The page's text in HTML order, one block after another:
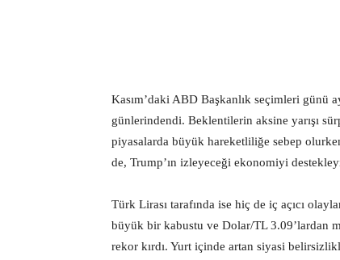
Kasım’daki ABD Başkanlık seçimleri günü
günlerindendi. Beklentilerin aksine yarışı
piyasalarda büyük hareketliliğe sebep
de, Trump’ın izleyeceği ekonomiyi
Türk Lirası tarafında ise hiç de iç açıcı
büyük bir kabustu ve Dolar/TL 3.09’lardan
rekor kırdı. Yurt içinde artan siyasi